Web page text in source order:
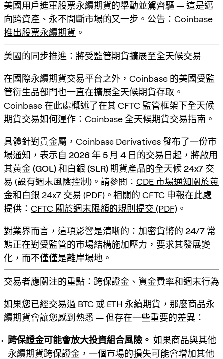
美國用戶進軍股票永續期貨的舉動並駕齊驅 — 這是邁
向跨資產、永不間斷市場的又一步。公告： Coinbase
推出股票永續期貨 。
美國的同步推進：將受監管期貨擴展至全天候交易
在國際永續期貨交易平台之外，Coinbase 的美國受監
管衍生品部門也一直在擴展全天候期貨存取 。
Coinbase 在此處概述了在其 CFTC 監管框架下全天候
期貨交易如何運作： Coinbase 全天候期貨交易指南 。
具體針對貴金屬，Coinbase Derivatives 發布了一份市
場通知，表示自 2026 年 5 月 4 日的交易日起，將啟用
其黃金 (GOL)和白銀 (SLR)期貨產品的全天候 24x7 交
易 (設有週末風險控制)。請參閱： CDE 市場通知關於黃
金和白銀 24x7 交易 (PDF) 。相關的 CFTC 申報在此處
提供： CFTC 關於週末限額的規則提交 (PDF) 。
對業界而言，這項影響是清晰的： 加密貨幣的 24/7 常
態正在對受監管的市場結構施加壓力，要求其發展變
化 ，而不僅僅是離岸場地。
交易者應關注的重點：跨保證金、資金費率和週末行為
如果您已經交易過 BTC 或 ETH 永續期貨，那麼商品永
續期貨會讓您感到熟悉 — 但存在一些重要的差異：
跨保證金可能會放大投資組合風險。 如果商品與其他
永續期貨跨保證金，一個市場的損失可能會增加其他